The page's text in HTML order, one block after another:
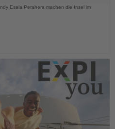
Esala Perahera machen die Insel im